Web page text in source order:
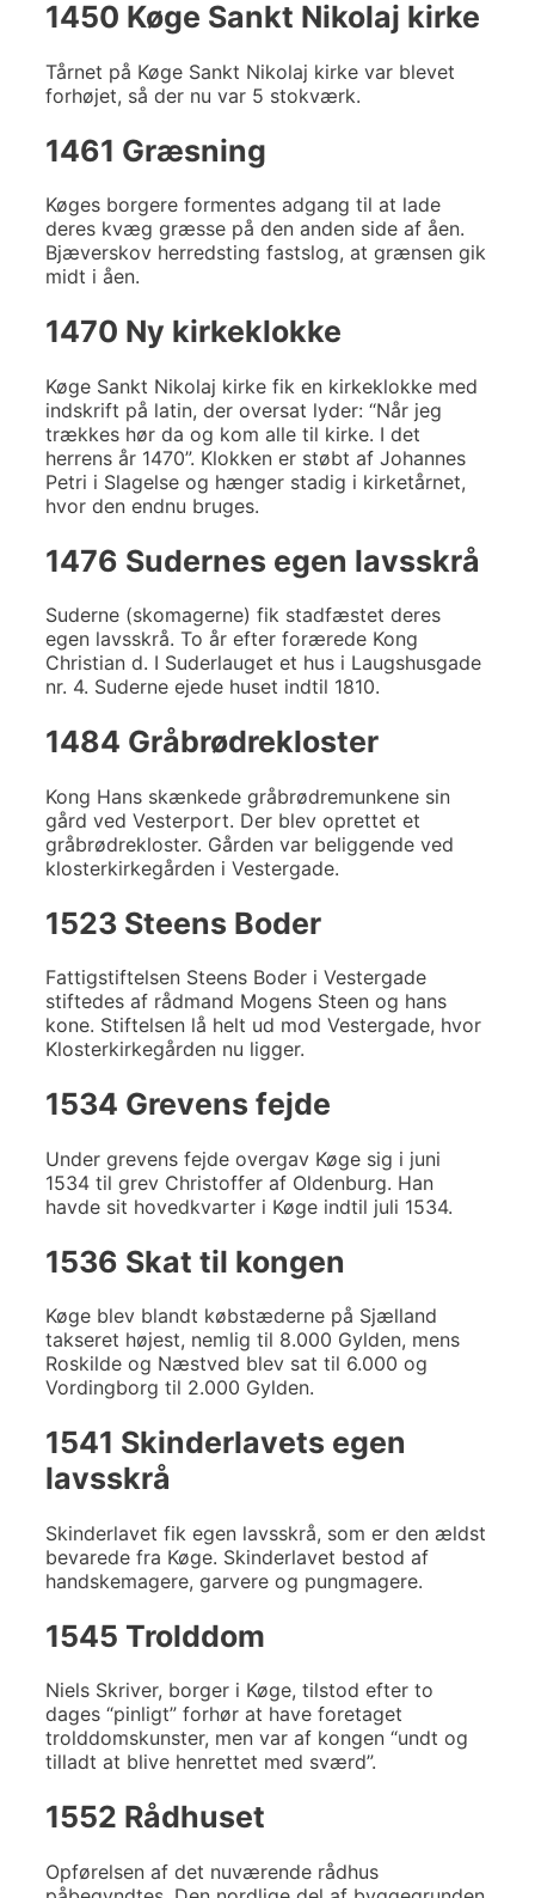
1450 Køge Sankt Nikolaj kirke
Tårnet på Køge Sankt Nikolaj kirke var blevet
forhøjet, så der nu var 5 stokværk.
1461 Græsning
Køges borgere formentes adgang til at lade
deres kvæg græsse på den anden side af åen.
Bjæverskov herredsting fastslog, at grænsen gik
midt i åen.
1470 Ny kirkeklokke
Køge Sankt Nikolaj kirke fik en kirkeklokke med
indskrift på latin, der oversat lyder: “Når jeg
trækkes hør da og kom alle til kirke. I det
herrens år 1470”. Klokken er støbt af Johannes
Petri i Slagelse og hænger stadig i kirketårnet,
hvor den endnu bruges.
1476 Sudernes egen lavsskrå
Suderne (skomagerne) fik stadfæstet deres
egen lavsskrå. To år efter forærede Kong
Christian d. I Suderlauget et hus i Laugshusgade
nr. 4. Suderne ejede huset indtil 1810.
1484 Gråbrødrekloster
Kong Hans skænkede gråbrødremunkene sin
gård ved Vesterport. Der blev oprettet et
gråbrødrekloster. Gården var beliggende ved
klosterkirkegården i Vestergade.
1523 Steens Boder
Fattigstiftelsen Steens Boder i Vestergade
stiftedes af rådmand Mogens Steen og hans
kone. Stiftelsen lå helt ud mod Vestergade, hvor
Klosterkirkegården nu ligger.
1534 Grevens fejde
Under grevens fejde overgav Køge sig i juni
1534 til grev Christoffer af Oldenburg. Han
havde sit hovedkvarter i Køge indtil juli 1534.
1536 Skat til kongen
Køge blev blandt købstæderne på Sjælland
takseret højest, nemlig til 8.000 Gylden, mens
Roskilde og Næstved blev sat til 6.000 og
Vordingborg til 2.000 Gylden.
1541 Skinderlavets egen
lavsskrå
Skinderlavet fik egen lavsskrå, som er den ældst
bevarede fra Køge. Skinderlavet bestod af
handskemagere, garvere og pungmagere.
1545 Trolddom
Niels Skriver, borger i Køge, tilstod efter to
dages “pinligt” forhør at have foretaget
trolddomskunster, men var af kongen “undt og
tilladt at blive henrettet med sværd”.
1552 Rådhuset
Opførelsen af det nuværende rådhus